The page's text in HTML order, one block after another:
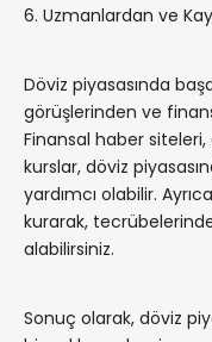
6. Uzmanlardan ve
Döviz piyasasında
görüşlerinden ve
Finansal haber
kurslar, döviz
yardımcı olabilir.
kurarak,
alabilirsiniz.
Sonuç olarak, döviz